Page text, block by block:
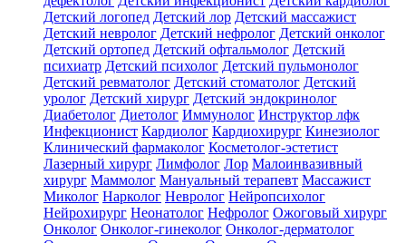
Детский логопед Детский лор Детский массажист
Детский невролог Детский нефролог Детский онколог
Детский ортопед Детский офтальмолог Детский
психиатр Детский психолог Детский пульмонолог
Детский ревматолог Детский стоматолог Детский
уролог Детский хирург Детский эндокринолог
Диабетолог Диетолог Иммунолог Инструктор лфк
Инфекционист Кардиолог Кардиохирург Кинезиолог
Клинический фармаколог Косметолог-эстетист
Лазерный хирург Лимфолог Лор Малоинвазивный
хирург Маммолог Мануальный терапевт Массажист
Миколог Нарколог Невролог Нейропсихолог
Нейрохирург Неонатолог Нефролог Ожоговый хирург
Онколог Онколог-гинеколог Онколог-дерматолог